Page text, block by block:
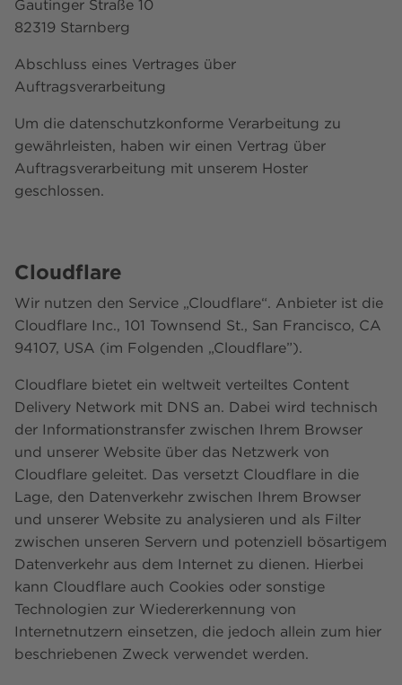
Gautinger Straße 10
82319 Starnberg
Abschluss eines Vertrages über
Auftragsverarbeitung
Um die datenschutzkonforme Verarbeitung zu
gewährleisten, haben wir einen Vertrag über
Auftragsverarbeitung mit unserem Hoster
geschlossen.
Cloudflare
Wir nutzen den Service „Cloudflare“. Anbieter ist die
Cloudflare Inc., 101 Townsend St., San Francisco, CA
94107, USA (im Folgenden „Cloudflare”).
Cloudflare bietet ein weltweit verteiltes Content
Delivery Network mit DNS an. Dabei wird technisch
der Informationstransfer zwischen Ihrem Browser
und unserer Website über das Netzwerk von
Cloudflare geleitet. Das versetzt Cloudflare in die
Lage, den Datenverkehr zwischen Ihrem Browser
und unserer Website zu analysieren und als Filter
zwischen unseren Servern und potenziell bösartigem
Datenverkehr aus dem Internet zu dienen. Hierbei
kann Cloudflare auch Cookies oder sonstige
Technologien zur Wiedererkennung von
Internetnutzern einsetzen, die jedoch allein zum hier
beschriebenen Zweck verwendet werden.